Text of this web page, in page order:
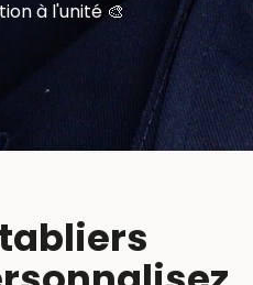
à l'unité 🎨